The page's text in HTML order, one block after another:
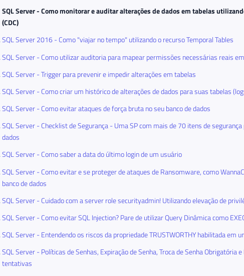
SQL Server - Como monitorar e auditar alterações de dados em tabelas
(CDC)
SQL Server 2016 - Como "viajar no tempo" utilizando o recurso Temporal Tables
SQL Server - Como utilizar auditoria para mapear permissões necessárias reais
SQL Server - Trigger para prevenir e impedir alterações em tabelas
SQL Server - Como criar um histórico de alterações de dados para suas tabelas
SQL Server - Como evitar ataques de força bruta no seu banco de dados
SQL Server - Checklist de Segurança - Uma SP com mais de 70 itens de
dados
SQL Server - Como saber a data do último login de um usuário
SQL Server - Como evitar e se proteger de ataques de Ransomware, como
banco de dados
SQL Server - Cuidado com a server role securityadmin! Utilizando elevação de
SQL Server - Como evitar SQL Injection? Pare de utilizar Query Dinâmica como
SQL Server - Entendendo os riscos da propriedade TRUSTWORTHY habilitada em
SQL Server - Políticas de Senhas, Expiração de Senha, Troca de Senha Obrigatória
tentativas